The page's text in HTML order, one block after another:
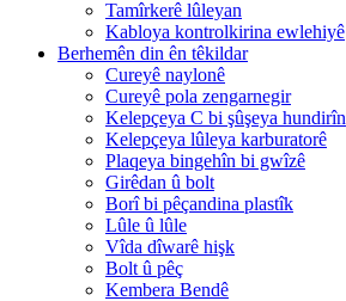
Tamîrkerê lûleyan
Kabloya kontrolkirina ewlehiyê
Berhemên din ên têkildar
Cureyê naylonê
Cureyê pola zengarnegir
Kelepçeya C bi şûşeya hundirîn
Kelepçeya lûleya karburatorê
Plaqeya bingehîn bi gwîzê
Girêdan û bolt
Borî bi pêçandina plastîk
Lûle û lûle
Vîda dîwarê hişk
Bolt û pêç
Kembera Bendê